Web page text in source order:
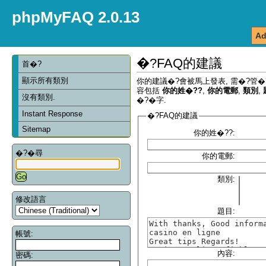
phpMyFAQ 2.0.13
首�?
顯示所有類別
沒有類別.
Instant Response
Sitemap
�?�尋
修改語言
帳號:
密碼:
�?FAQ的建議
你的建議�?會被馬上發表, 需�?管
容包括 你的姓�?? 你的電郵 類別
�?�字.
�?FAQ的建議
你的姓�??:
你的電郵:
類別:
題目:
內容: